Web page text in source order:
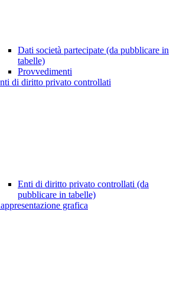
Dati società partecipate (da pubblicare in
tabelle)
Provvedimenti
di diritto privato controllati
Enti di diritto privato controllati (da
pubblicare in tabelle)
grafica